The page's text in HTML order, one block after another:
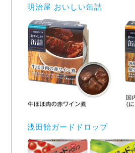
明治屋 おいしい缶詰
浅田飴ガードドロップ